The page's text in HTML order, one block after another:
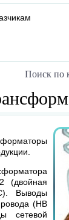
Поиск по
(двойная
Выводы
(НВ
сетевой